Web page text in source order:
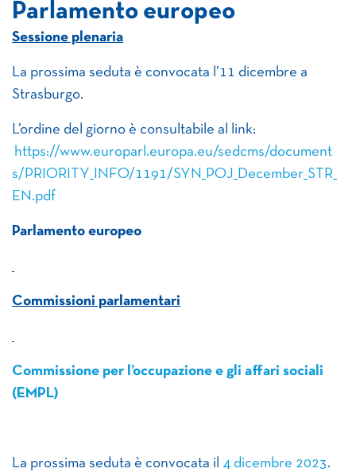
Parlamento europeo
Sessione plenaria
La prossima seduta è convocata l’11 dicembre a
Strasburgo.
L’ordine del giorno è consultabile al link:
https://www.europarl.europa.eu/sedcms/document
s/PRIORITY_INFO/1191/SYN_POJ_December_STR_
EN.pdf
Parlamento europeo
Commissioni parlamentari
Commissione per l’occupazione e gli affari sociali
(EMPL)
La prossima seduta è convocata il 4 dicembre 2023.